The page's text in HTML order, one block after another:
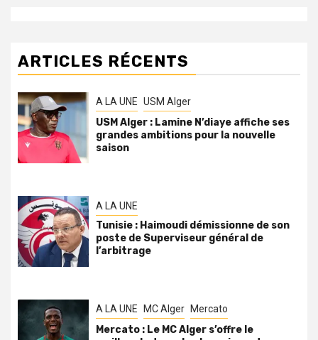
ARTICLES RÉCENTS
A LA UNE USM Alger
USM Alger : Lamine N’diaye affiche ses
grandes ambitions pour la nouvelle
saison
A LA UNE
Tunisie : Haimoudi démissionne de son
poste de Superviseur général de
l’arbitrage
A LA UNE MC Alger Mercato
Mercato : Le MC Alger s’offre le